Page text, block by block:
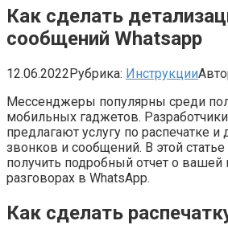
Как сделать
сообщений Whatsapp
12.06.2022Рубрика: Инструкции
Мессенджеры популярны среди
мобильных гаджетов.
предлагают услугу по распечатке и
звонков и сообщений. В этой
получить подробный отчет о вашей
разговорах в WhatsApp.
Как сделать